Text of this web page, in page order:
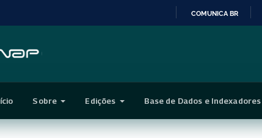
CONTEÚDO
COMUNICA BR
Sobre Edições Base de Dados e Indexadores